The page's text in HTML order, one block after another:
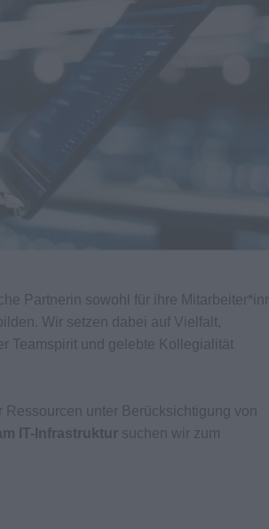
Partnerin sowohl für ihre
Wir setzen dabei auf Vielfalt,
Teamspirit und gelebte Kollegialität
unter Berücksichtigung von
IT-Infrastruktur suchen wir zum